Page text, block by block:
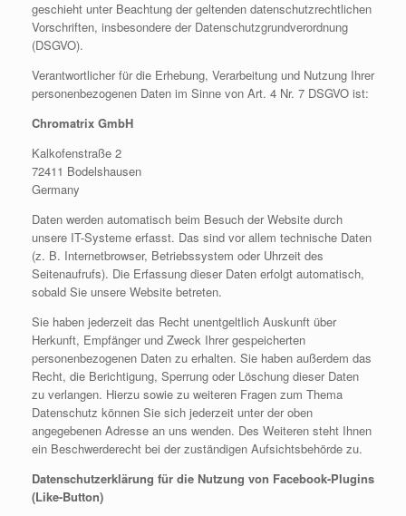
geschieht unter Beachtung der geltenden datenschutzrechtlichen
Vorschriften, insbesondere der Datenschutzgrundverordnung
(DSGVO).
Verantwortlicher für die Erhebung, Verarbeitung und Nutzung Ihrer
personenbezogenen Daten im Sinne von Art. 4 Nr. 7 DSGVO ist:
Chromatrix GmbH
Kalkofenstraße 2
72411 Bodelshausen
Germany
Daten werden automatisch beim Besuch der Website durch
unsere IT-Systeme erfasst. Das sind vor allem technische Daten
(z. B. Internetbrowser, Betriebssystem oder Uhrzeit des
Seitenaufrufs). Die Erfassung dieser Daten erfolgt automatisch,
sobald Sie unsere Website betreten.
Sie haben jederzeit das Recht unentgeltlich Auskunft über
Herkunft, Empfänger und Zweck Ihrer gespeicherten
personenbezogenen Daten zu erhalten. Sie haben außerdem das
Recht, die Berichtigung, Sperrung oder Löschung dieser Daten
zu verlangen. Hierzu sowie zu weiteren Fragen zum Thema
Datenschutz können Sie sich jederzeit unter der oben
angegebenen Adresse an uns wenden. Des Weiteren steht Ihnen
ein Beschwerderecht bei der zuständigen Aufsichtsbehörde zu.
Datenschutzerklärung für die Nutzung von Facebook-Plugins
(Like-Button)